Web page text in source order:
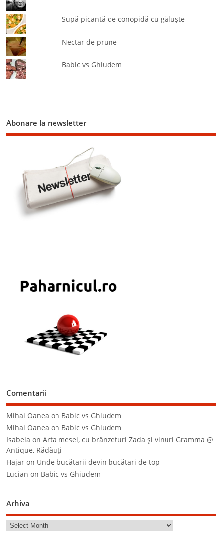
Supă picantă de conopidă cu găluşte
Nectar de prune
Babic vs Ghiudem
Abonare la newsletter
Comentarii
Mihai Oanea on Babic vs Ghiudem
Mihai Oanea on Babic vs Ghiudem
Isabela onArta mesei, cu brânzeturi Zada şi vinuri Gramma @
Antique, Rădăuţi
Hajar on Unde bucătarii devin bucătari de top
Lucian on Babic vs Ghiudem
Arhiva